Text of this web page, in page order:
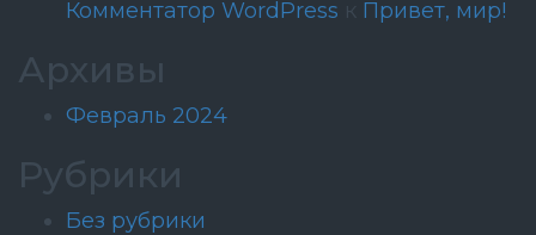
Комментатор WordPress к Привет, мир!
Архивы
Февраль 2024
Рубрики
Без рубрики